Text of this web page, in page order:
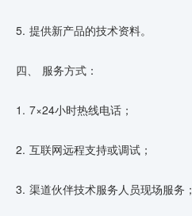
5. 提供新产品的技术资料。
四、 服务方式：
1. 7×24小时热线电话；
2. 互联网远程支持或调试；
3. 渠道伙伴技术服务人员现场服务；